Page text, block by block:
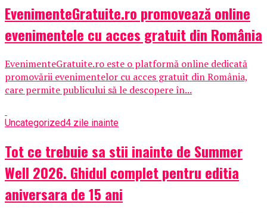
EvenimenteGratuite.ro promovează online
evenimentele cu acces gratuit din România
EvenimenteGratuite.ro este o platformă online dedicată
promovării evenimentelor cu acces gratuit din România,
care permite publicului să le descopere în...
Uncategorized4 zile inainte
Tot ce trebuie sa stii inainte de Summer
Well 2026. Ghidul complet pentru editia
aniversara de 15 ani